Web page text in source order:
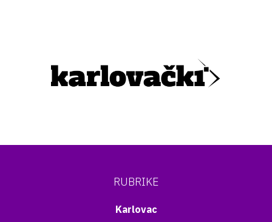
RUBRIKE
Karlovac